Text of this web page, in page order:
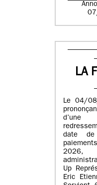
LA
Le 04/
d’une
date de
Up
Eric